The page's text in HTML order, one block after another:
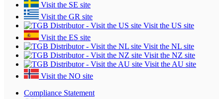
Visit the SE site
Visit the GR site
Visit the US site
Visit the ES site
Visit the NL site
Visit the NZ site
Visit the AU site
Visit the NO site
Compliance Statement